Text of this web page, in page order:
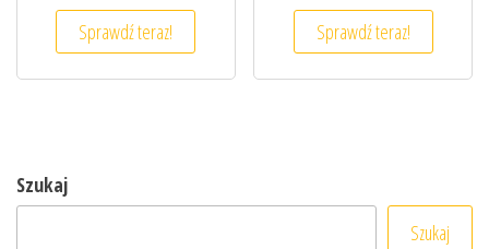
Sprawdź teraz! Sprawdź teraz!
Szukaj
Szukaj